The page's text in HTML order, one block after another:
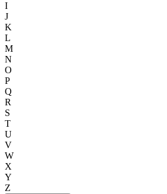
I
J
K
L
M
N
O
P
Q
R
S
T
U
V
W
X
Y
Z